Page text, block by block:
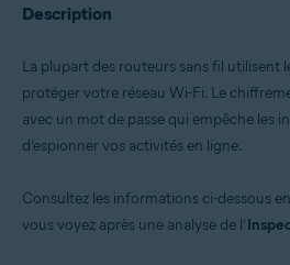
Avast Security 15.x pour Mac
Systèmes d'exploitation:
Microsoft Windows 10 Famille/Pro/
32/64 bits
Microsoft Windows 7 Édition Familiale
Premium/Professionnel/Entreprise/Édition
Description
La plupart des routeurs sans fil utilisent
protéger votre réseau Wi-Fi. Le
avec un mot de passe qui empêche les
d’espionner vos activités en ligne.
Consultez les informations ci-dessous
vous voyez après une analyse de l’